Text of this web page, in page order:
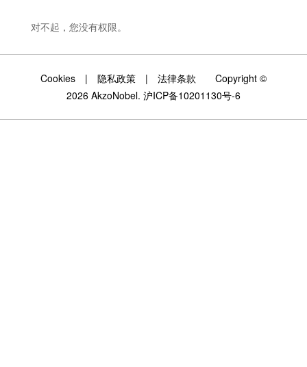
对不起，您没有权限。
Cookies| 隐私政策| 法律条款 Copyright ©
2026 AkzoNobel. 沪ICP备10201130号-6